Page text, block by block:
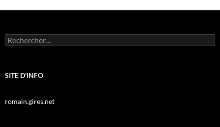
Rechercher :
SITE D'INFO
romain.gires.net